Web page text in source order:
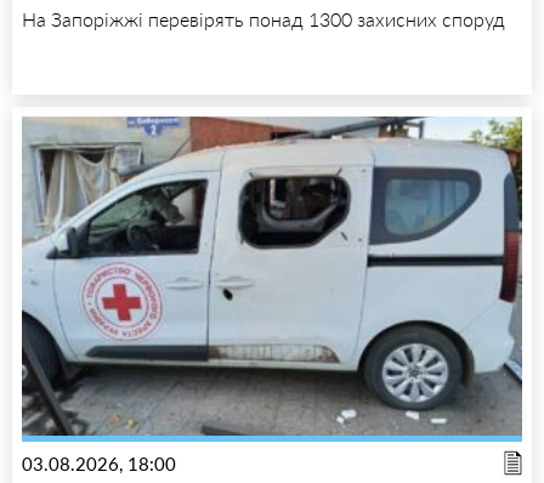
На Запоріжжі перевірять понад 1300 захисних споруд
03.08.2026, 18:00